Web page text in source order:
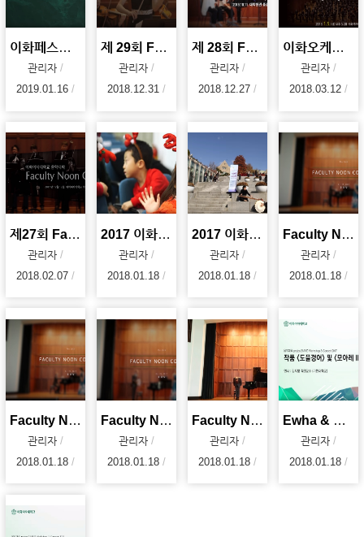
이화페스티벌스트링스와 이화발레앙상블이 함께하는 2019 이화신년음악회
관리자
2019.01.16
제 29회 Faculty Noon Concert : 이화의 겨울
관리자
2018.12.31
제 28회 Faculty Noon Concert : 가을의 슈베르트
관리자
2018.12.27
이화오케스트라와 함께하는 2018 이화신년음악회(2018.01.05)
관리자
2018.03.12
제27회 Facutly Noon Concert : 현대음악 앙상블 <소리>
관리자
2018.02.07
2017 이화가족성탄예배
관리자
2018.01.18
2017 이화벗버스킹
관리자
2018.01.18
Faculty Noon Concert - 아리아리랑 (2017. 10.19)
관리자
2018.01.18
Faculty Noon Concert - Italian Street Song (2017.
관리자
2018.01.18
Faculty Noon Concert - Dicitencello Vuie (2017. 10
관리자
2018.01.18
Faculty Noon Concert - Sonata C Major KV.545 (2017
관리자
2018.01.18
Ewha & Project21AND Workshop Concert 2017 - 김지향 교수
관리자
2018.01.18